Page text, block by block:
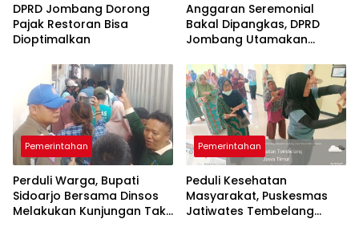
DPRD Jombang Dorong
Pajak Restoran Bisa
Dioptimalkan
Anggaran Seremonial
Bakal Dipangkas, DPRD
Jombang Utamakan
Rakyat
Pemerintahan
Perduli Warga, Bupati
Sidoarjo Bersama Dinsos
Melakukan Kunjungan Tak
Pemerintahan
Peduli Kesehatan
Masyarakat, Puskesmas
Jatiwates Tembelang